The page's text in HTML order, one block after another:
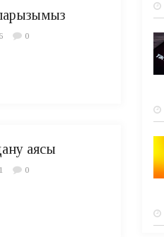
0
аясы
0